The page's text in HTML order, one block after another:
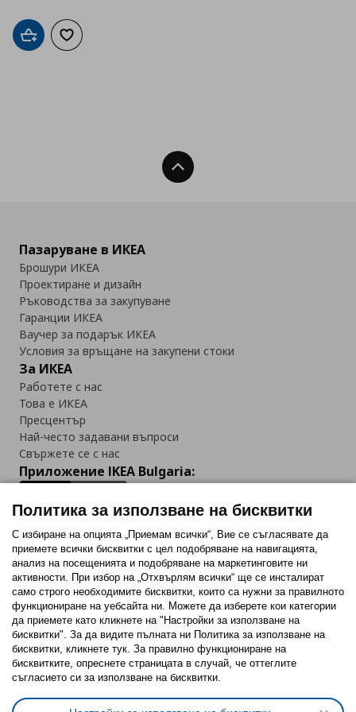
Добави в кошницата
Добави към списъка с любими
Нагоре
Пазаруване в ИКЕА
Брошури ИКЕА
Проектиране и дизайн
Ръководства за закупуване
Гаранции ИКЕА
Ваучер за подарък ИКЕА
Условия за връщане на закупени стоки
За ИКЕА
Работете с нас
Това е ИКЕА
Пресцентър
Най-често задавани въпроси
Свържете се с нас
Приложение IKEA Bulgaria:
Последвайте ни:
FacebookTwitterYoutubePinterestInstagram
Политика за използване на бисквитки (Cookies)
Избор на настройки за използване на бисквитки
Политика за използване на бисквитки
С избиране на опцията „Приемам всички“, Вие се съгласявате да
приемете всички бисквитки с цел подобряване на навигацията,
анализ на посещенията и подобряване на маркетинговите ни
активности. При избор на „Отхвърлям всички“ ще се инсталират
само строго необходимитe бисквитки, които са нужни за правилното
функциониране на уебсайта ни. Можете да изберете кои категории
да приемете като кликнете на "Настройки за използване на
бисквитки". За да видите пълната ни Политика за използване на
бисквитки, кликнете тук. За правилно функциониране на
бисквитките, опреснете страницата в случай, че оттеглите
съгласието си за използване на бисквитки.